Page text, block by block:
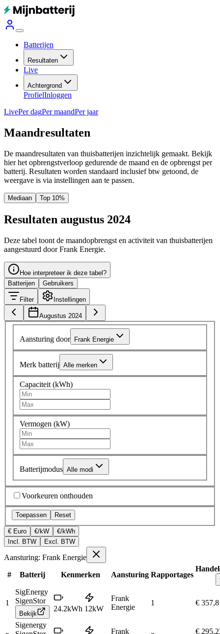
Batterijen
Resultaten
Live
Achtergrond
ProfielInloggen
LivePer dagPer maandPer jaar
Maandresultaten
De maandresultaten van thuisbatterijen inzichtelijk gemaakt. Bekijk
hier het opbrengstverloop gedurende de maand en de opbrengst per
batterij. Resultaten worden standaard inclusief btw getoond, de
weergave is via instellingen aan te passen.
Mediaan Top 10%
Resultaten augustus 2024
Deze tabel toont de maandopbrengst en activiteit van thuisbatterijen
aangestuurd door Frank Energie.
Hoe interpreteer ik deze tabel?
Batterijen
Gebruikers
Filter Instellingen
Augustus 2024
Aansturing door Frank Energie
Merk batterij Alle merken
Capaciteit (kWh)
Vermogen (kW)
Batterijmodus Alle modi
Voorkeuren onthouden
Toepassen Reset
€ Euro €/kW
€/kWh
Incl. BTW
Excl. BTW
Aansturing: Frank Energie
# Batterij Kenmerken Aansturing Rapportages
1
SigEnergy
SigenStor
Bekijk
24.2kWh 12kW
Frank
Energie
1 €
Sigenergy
Frank
€